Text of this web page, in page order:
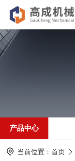
产品中心
当前位置： 首页